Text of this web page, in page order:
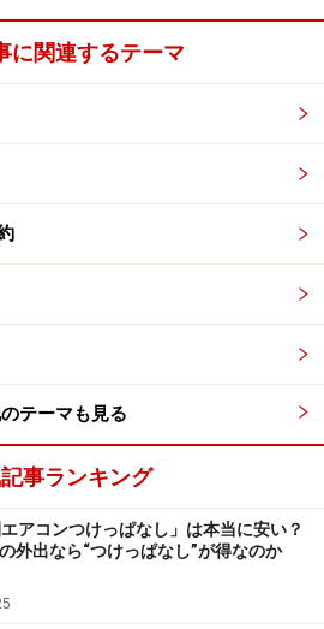
差が出るのかを、次のページで解
です。最新の内容をご確認くださ
に関連するテーマ
テーマも見る
事ランキング
エアコンつけっぱなし」は本当に安い？
外出なら“つけっぱなし”が得なのか